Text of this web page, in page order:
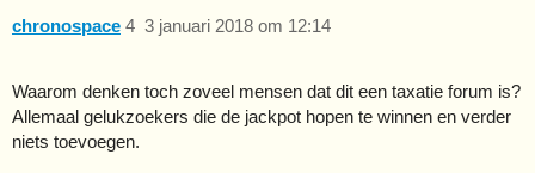
chronospace 3 januari 2018 om 12:14
4
Waarom denken toch zoveel mensen dat dit een taxatie forum is?
Allemaal gelukzoekers die de jackpot hopen te winnen en verder
niets toevoegen.